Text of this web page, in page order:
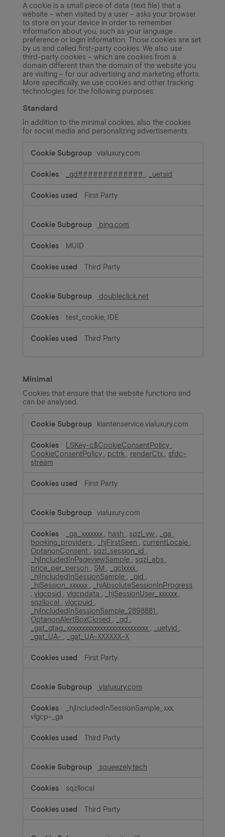
A cookie is a small piece of data (text file) that a
website – when visited by a user – asks your browser
to store on your device in order to remember
information about you, such as your language
preference or login information. Those cookies are set
by us and called first-party cookies. We also use
third-party cookies – which are cookies from a
domain different than the domain of the website you
are visiting – for our advertising and marketing efforts.
More specifically, we use cookies and other tracking
technologies for the following purposes:
Standard
In addition to the minimal cookies, also the cookies
for social media and personalizing advertisements.
vialuxury.com
_gd############# _uetsid
First Party
bing.com
MUID
Third Party
doubleclick.net
test_cookie, IDE
Third Party
Minimal
Cookies that ensure that the website functions and
can be analysed.
klantenservice.vialuxury.com
LSKey-c$CookieConsentPolicy
CookieConsentPolicy
pctrk renderCtx
sfdc-
stream
First Party
vialuxury.com
_ga_xxxxxxx hash sqzl_vw _ga
booking_providers
_hjFirstSeen ,currentLocale
OptanonConsent
sqzl_session_id
_hjIncludedInPageviewSample
sqzl_abs
price_per_person
SM _gclxxxx
_hjIncludedInSessionSample
_gid
_hjSession_xxxxxx
_hjAbsoluteSessionInProgress
,vlgcpsid ,vlgcpdata _hjSessionUser_xxxxxx
sqzllocal
,vlgcpuid
_hjIncludedInSessionSample_2898881
OptanonAlertBoxClosed
_gd
_gat_gtag_xxxxxxxxxxxxxxxxxxxxxxxxxxx
_uetvid
_gat_UA-
_gat_UA-XXXXXX-X
First Party
vialuxury.com
_hjIncludedInSessionSample_xxx,
vlgcp-_ga
Third Party
squeezely.tech
sqzllocal
Third Party